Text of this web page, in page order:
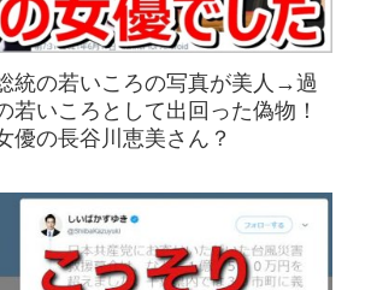
統の若いころの写真が美人→過
若いころとして出回った偽物！
優の長谷川恵美さん？